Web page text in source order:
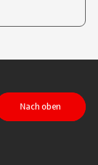
Nach oben